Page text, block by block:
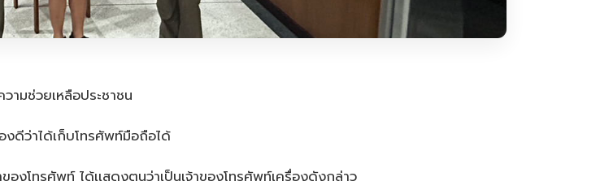
มช่วยเหลือประชาชน
งดีว่าได้เก็บโทรศัพท์มือถือได้
งโทรศัพท์ ได้เเสดงตนว่าเป็นเจ้าของโทรศัพท์เครื่องดังกล่าว